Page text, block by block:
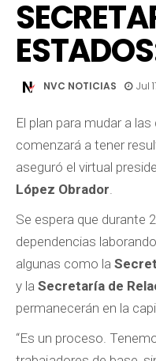
NVC NOTICIAS Jul
El plan para mudar a
comenzará a tener
aseguró el virtual
López Obrador.
Se espera que durante
dependencias
algunas como la
y la Secretaría de
permanecerán en la
“Es un proceso.